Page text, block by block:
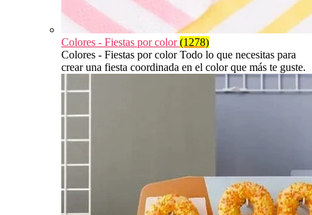
Colores - Fiestas por color(1278)
Colores - Fiestas por color Todo lo que necesitas para
crear una fiesta coordinada en el color que más te guste.